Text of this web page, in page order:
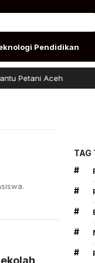
Pendidikan
Petani Aceh
TAG
#
#
#
#
#